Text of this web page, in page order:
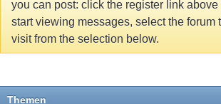
you can post: click the register link above
start viewing messages, select the forum
visit from the selection below.
Themen